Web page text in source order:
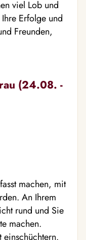
viel Lob und
Erfolge und
Freunden,
(24.08. -
machen, mit
An Ihrem
rund und Sie
machen.
einschüchtern.